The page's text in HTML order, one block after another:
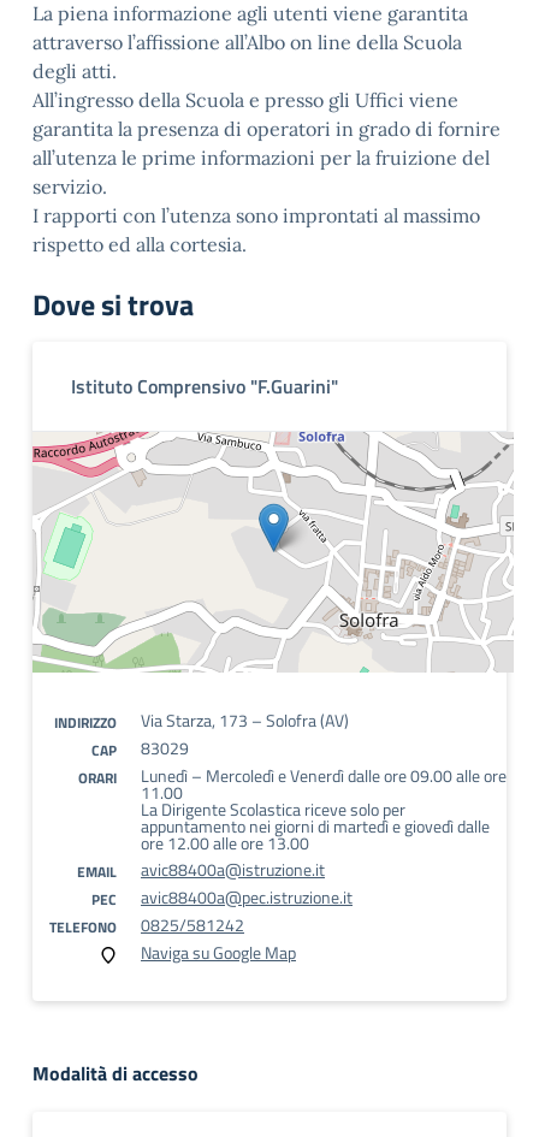
La piena informazione agli utenti viene garantita
attraverso l’affissione all’Albo on line della Scuola
degli atti.
All’ingresso della Scuola e presso gli Uffici viene
garantita la presenza di operatori in grado di fornire
all’utenza le prime informazioni per la fruizione del
servizio.
I rapporti con l’utenza sono improntati al massimo
rispetto ed alla cortesia.
Dove si trova
Istituto Comprensivo "F.Guarini"
INDIRIZZO Via Starza, 173 – Solofra (AV)
CAP 83029
ORARI Lunedì – Mercoledì e Venerdì dalle ore 09.00 alle ore
11.00
La Dirigente Scolastica riceve solo per
appuntamento nei giorni di martedì e giovedì dalle
ore 12.00 alle ore 13.00
EMAIL avic88400a@istruzione.it
PEC avic88400a@pec.istruzione.it
TELEFONO
0825/581242
Naviga su Google Map
Modalità di accesso